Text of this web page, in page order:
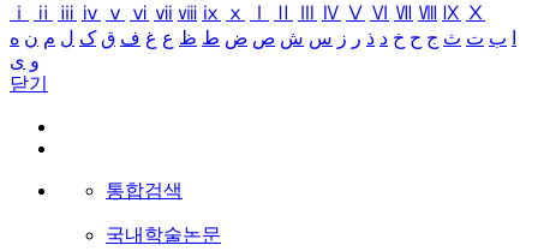
ⅰ
ⅱ ⅲ ⅳ ⅴ ⅵ ⅶ ⅷ ⅸ ⅹ Ⅳ Ⅴ Ⅵ Ⅶ Ⅷ Ⅸ Ⅹ
ب ت ث ج ح خ د ذ ر ز س ش ص ض ط ظ ع غ ف ق ک ل م ن ه
و ی
닫기
통합검색
국내학술논문